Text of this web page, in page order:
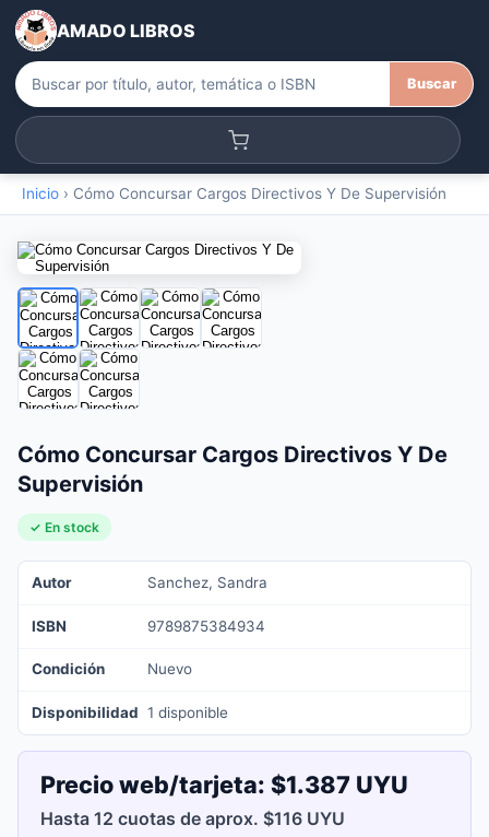
AMADO LIBROS
Buscar
Inicio › Cómo Concursar Cargos Directivos Y De Supervisión
Cómo Concursar Cargos Directivos Y De
Supervisión
✓ En stock
Autor Sanchez, Sandra
ISBN 9789875384934
Condición Nuevo
Disponibilidad 1 disponible
Precio web/tarjeta: $1.387 UYU
Hasta 12 cuotas de aprox. $116 UYU